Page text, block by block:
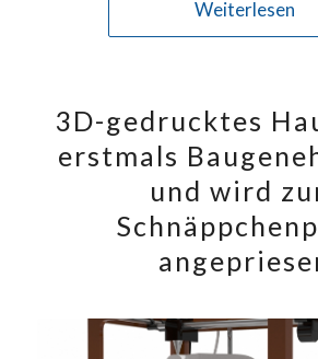
Weiterlesen
3D-gedrucktes
erstmals
und wird